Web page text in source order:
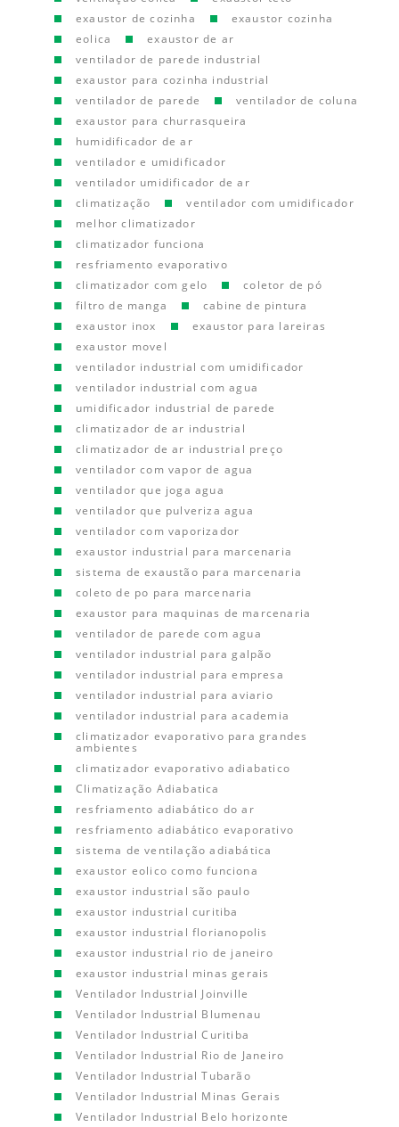
exaustor de cozinha
exaustor cozinha
eolica
exaustor de ar
ventilador de parede industrial
exaustor para cozinha industrial
ventilador de parede
ventilador de coluna
exaustor para churrasqueira
humidificador de ar
ventilador e umidificador
ventilador umidificador de ar
climatização
ventilador com umidificador
melhor climatizador
climatizador funciona
resfriamento evaporativo
climatizador com gelo
coletor de pó
filtro de manga
cabine de pintura
exaustor inox
exaustor para lareiras
exaustor movel
ventilador industrial com umidificador
ventilador industrial com agua
umidificador industrial de parede
climatizador de ar industrial
climatizador de ar industrial preço
ventilador com vapor de agua
ventilador que joga agua
ventilador que pulveriza agua
ventilador com vaporizador
exaustor industrial para marcenaria
sistema de exaustão para marcenaria
coleto de po para marcenaria
exaustor para maquinas de marcenaria
ventilador de parede com agua
ventilador industrial para galpão
ventilador industrial para empresa
ventilador industrial para aviario
ventilador industrial para academia
climatizador evaporativo para grandes
ambientes
climatizador evaporativo adiabatico
Climatização Adiabatica
resfriamento adiabático do ar
resfriamento adiabático evaporativo
sistema de ventilação adiabática
exaustor eolico como funciona
exaustor industrial são paulo
exaustor industrial curitiba
exaustor industrial florianopolis
exaustor industrial rio de janeiro
exaustor industrial minas gerais
Ventilador Industrial Joinville
Ventilador Industrial Blumenau
Ventilador Industrial Curitiba
Ventilador Industrial Rio de Janeiro
Ventilador Industrial Tubarão
Ventilador Industrial Minas Gerais
Ventilador Industrial Belo horizonte